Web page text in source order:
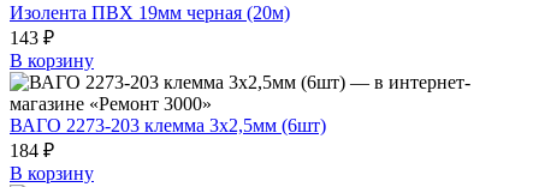
Изолента ПВХ 19мм черная (20м)
143 ₽
В корзину
ВАГО 2273-203 клемма 3х2,5мм (6шт)
184 ₽
В корзину